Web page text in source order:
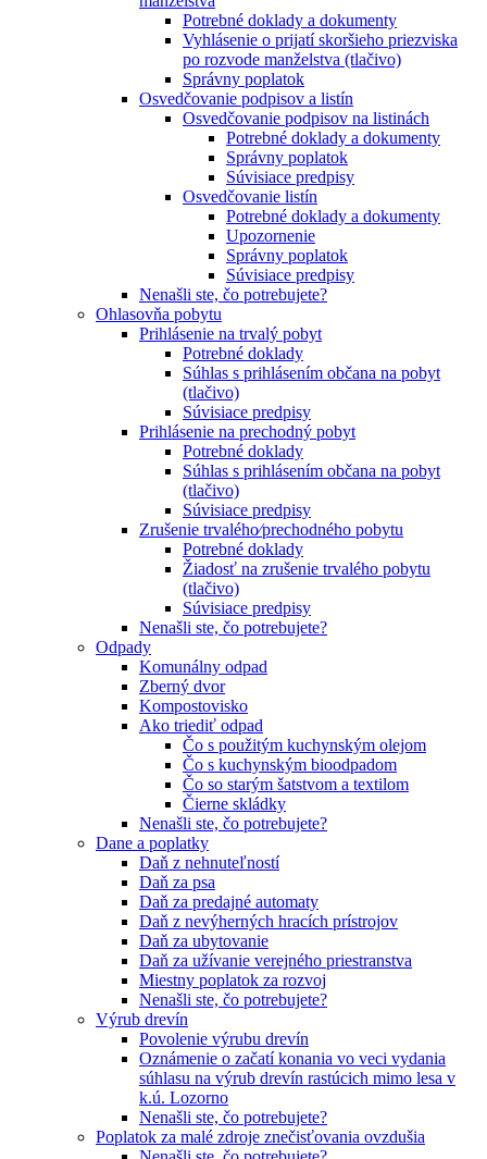
Potrebné doklady a dokumenty
Vyhlásenie o prijatí skoršieho priezviska
po rozvode manželstva (tlačivo)
Správny poplatok
Osvedčovanie podpisov a listín
Osvedčovanie podpisov na listinách
Potrebné doklady a dokumenty
Správny poplatok
Súvisiace predpisy
Osvedčovanie listín
Potrebné doklady a dokumenty
Upozornenie
Správny poplatok
Súvisiace predpisy
Nenašli ste, čo potrebujete?
Ohlasovňa pobytu
Prihlásenie na trvalý pobyt
Potrebné doklady
Súhlas s prihlásením občana na pobyt
(tlačivo)
Súvisiace predpisy
Prihlásenie na prechodný pobyt
Potrebné doklady
Súhlas s prihlásením občana na pobyt
(tlačivo)
Súvisiace predpisy
Zrušenie trvalého⁄prechodného pobytu
Potrebné doklady
Žiadosť na zrušenie trvalého pobytu
(tlačivo)
Súvisiace predpisy
Nenašli ste, čo potrebujete?
Odpady
Komunálny odpad
Zberný dvor
Kompostovisko
Ako triediť odpad
Čo s použitým kuchynským olejom
Čo s kuchynským bioodpadom
Čo so starým šatstvom a textilom
Čierne skládky
Nenašli ste, čo potrebujete?
Dane a poplatky
Daň z nehnuteľností
Daň za psa
Daň za predajné automaty
Daň z nevýherných hracích prístrojov
Daň za ubytovanie
Daň za užívanie verejného priestranstva
Miestny poplatok za rozvoj
Nenašli ste, čo potrebujete?
Výrub drevín
Povolenie výrubu drevín
Oznámenie o začatí konania vo veci vydania
súhlasu na výrub drevín rastúcich mimo lesa v
k.ú. Lozorno
Nenašli ste, čo potrebujete?
Poplatok za malé zdroje znečisťovania ovzdušia